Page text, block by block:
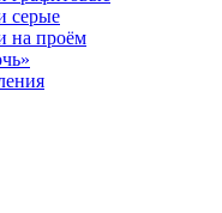
серые
на проём